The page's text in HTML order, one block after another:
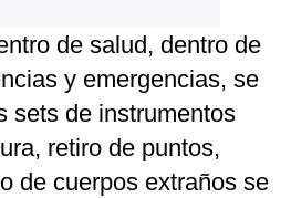
de salud, dentro de
y emergencias, se
sets de instrumentos
retiro de puntos,
de cuerpos extraños se